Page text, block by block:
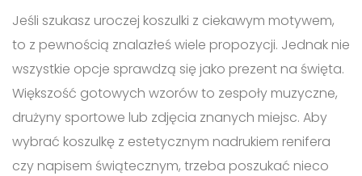
Jeśli szukasz uroczej koszulki z ciekawym motywem,
to z pewnością znalazłeś wiele propozycji. Jednak nie
wszystkie opcje sprawdzą się jako prezent na święta.
Większość gotowych wzorów to zespoły muzyczne,
drużyny sportowe lub zdjęcia znanych miejsc. Aby
wybrać koszulkę z estetycznym nadrukiem renifera
czy napisem świątecznym, trzeba poszukać nieco